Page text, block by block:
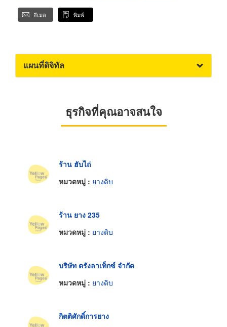
อีเมล พิมพ์
แผนที่ดิจิทัล
ธุรกิจที่คุณอาจสนใจ
ร้าน ฮับไถ่
หมวดหมู่ : ยางดิบ
ร้าน ยาง 235
หมวดหมู่ : ยางดิบ
บริษัท ตรังลาเท็กซ์ จำกัด
หมวดหมู่ : ยางดิบ
กิตติศักดิ์การยาง